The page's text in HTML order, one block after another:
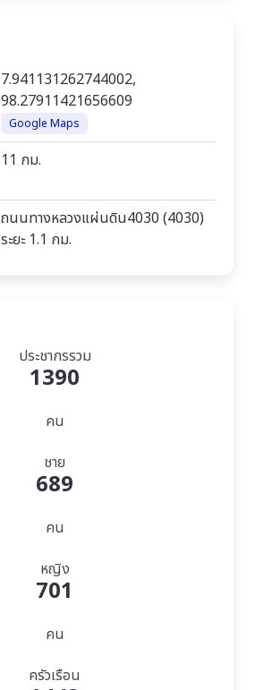
7.941131262744002,
98.27911421656609
Google Maps
11 กม.
ถนนทางหลวงแผ่นดิน4030 (4030)
ระยะ 1.1 กม.
ประชากรรวม
1390
คน
ชาย
689
คน
หญิง
701
คน
ครัวเรือน